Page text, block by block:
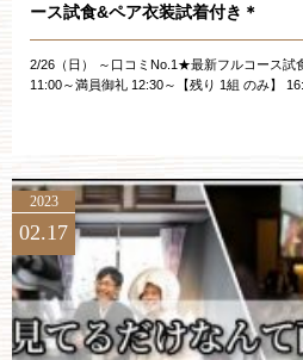
ース試食&ペア衣装試着付き＊
2/26（日） ～口コミNo.1★最新フルコース試
11:00～満員御礼 12:30～【残り 1組 のみ】
2023
02.17